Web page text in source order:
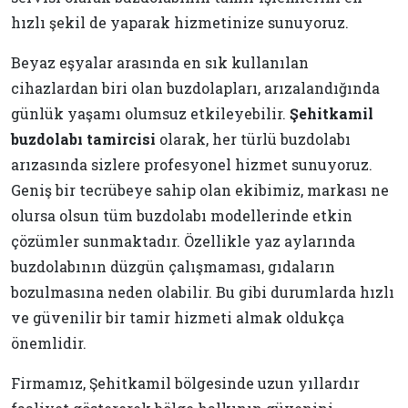
hızlı şekil de yaparak hizmetinize sunuyoruz.
Beyaz eşyalar arasında en sık kullanılan
cihazlardan biri olan buzdolapları, arızalandığında
günlük yaşamı olumsuz etkileyebilir. Şehitkamil
buzdolabı tamircisi olarak, her türlü buzdolabı
arızasında sizlere profesyonel hizmet sunuyoruz.
Geniş bir tecrübeye sahip olan ekibimiz, markası ne
olursa olsun tüm buzdolabı modellerinde etkin
çözümler sunmaktadır. Özellikle yaz aylarında
buzdolabının düzgün çalışmaması, gıdaların
bozulmasına neden olabilir. Bu gibi durumlarda hızlı
ve güvenilir bir tamir hizmeti almak oldukça
önemlidir.
Firmamız, Şehitkamil bölgesinde uzun yıllardır